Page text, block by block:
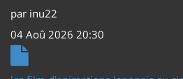
par inu22
04 Aoû 2026 20:30